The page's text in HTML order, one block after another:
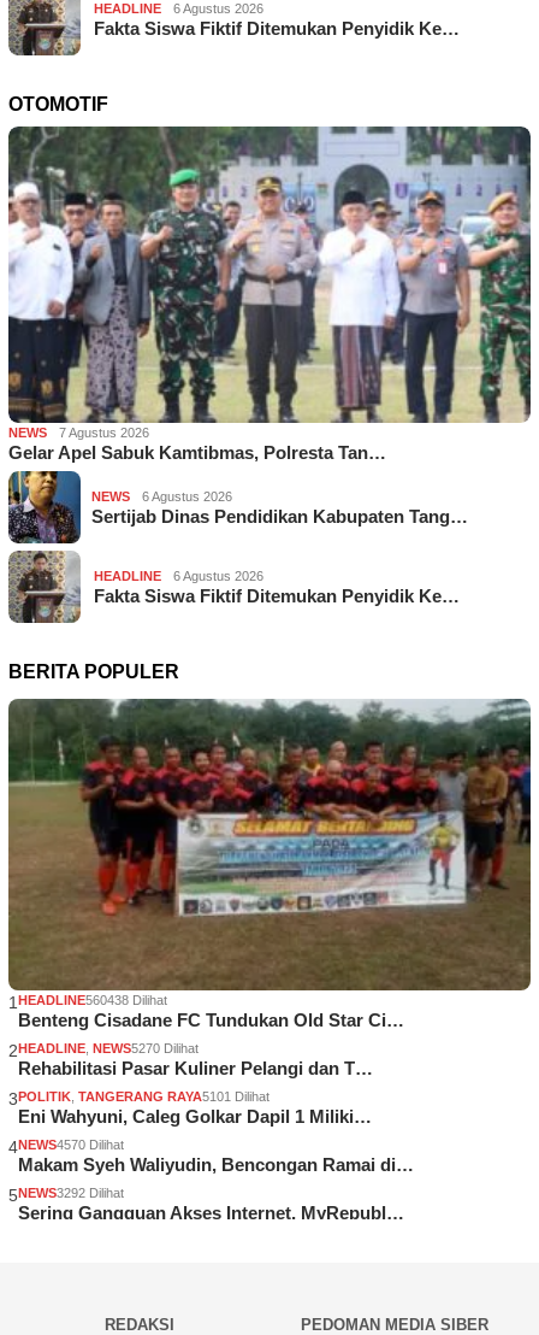
HEADLINE 6 Agustus 2026
Fakta Siswa Fiktif Ditemukan Penyidik Ke…
OTOMOTIF
NEWS 7 Agustus 2026
Gelar Apel Sabuk Kamtibmas, Polresta Tan…
NEWS 6 Agustus 2026
Sertijab Dinas Pendidikan Kabupaten Tang…
HEADLINE 6 Agustus 2026
Fakta Siswa Fiktif Ditemukan Penyidik Ke…
BERITA POPULER
1 HEADLINE560438 Dilihat
Benteng Cisadane FC Tundukan Old Star Ci…
2HEADLINE NEWS5270 Dilihat
Rehabilitasi Pasar Kuliner Pelangi dan T…
3POLITIK TANGERANG RAYA5101 Dilihat
Eni Wahyuni, Caleg Golkar Dapil 1 Miliki…
4NEWS4570 Dilihat
Makam Syeh Waliyudin, Bencongan Ramai di…
5NEWS3292 Dilihat
Sering Gangguan Akses Internet, MyRepubl…
REDAKSI PEDOMAN MEDIA SIBER